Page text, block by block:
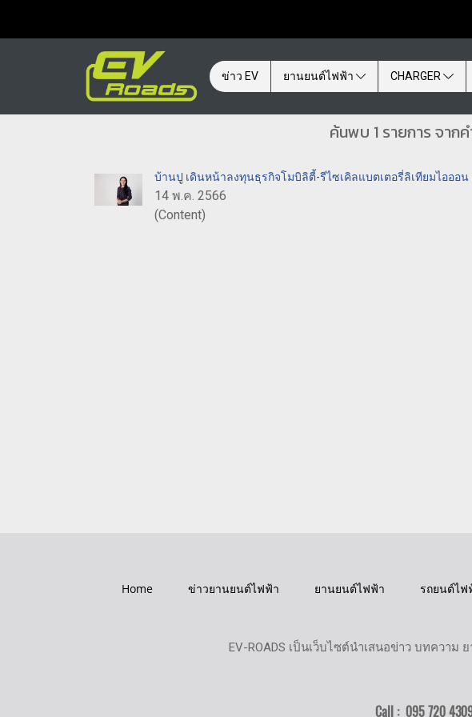
ข่าว EV ยานยนต์ไฟฟ้า CHARGER
ค้นพบ 1 รายการ จาก
บ้านปู เดินหน้าลงทุนธุรกิจโมบิลิตี้-รีไซเคิลแบตเตอรี่ลิเทียมไอออน
14 พ.ค. 2566
(Content)
Home ข่าวยานยนต์ไฟฟ้า ยานยนต์ไฟฟ้า รถยนต์ไฟ
EV-ROADS เป็นเว็บไซต์นำเสนอข่าว บทควา
Call : 095 720